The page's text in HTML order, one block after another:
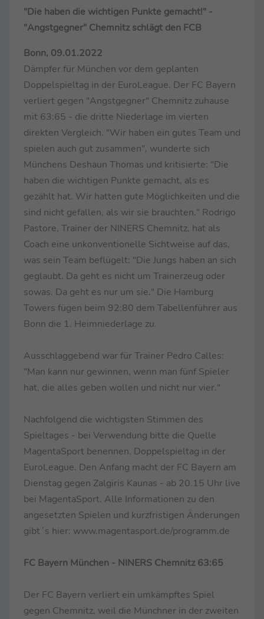
"Die haben die wichtigen Punkte gemacht!" -
"Angstgegner" Chemnitz schlägt den FCB
Bonn, 09.01.2022
Dämpfer für München vor dem geplanten
Doppelspieltag in der EuroLeague. Der FC Bayern
verliert gegen "Angstgegner" Chemnitz zuhause
mit 63:65 - die dritte Niederlage im vierten
direkten Vergleich. "Wir haben ein gutes Team und
spielen auch gut zusammen", wunderte sich
Münchens Deshaun Thomas und kritisierte: "Die
haben die wichtigen Punkte gemacht, als es
gezählt hat. Wir hatten gute Möglichkeiten und die
sind nicht gefallen, als wir sie brauchten." Rodrigo
Pastore, Trainer der NINERS Chemnitz, hat als
Coach eine unkonventionelle Sichtweise auf das,
was sein Team beflügelt: "Die Jungs haben an sich
geglaubt. Da geht es nicht um Trainerzeug oder
sowas. Da geht es nur um sie." Die Hamburg
Towers fügen beim 92:80 dem Tabellenführer aus
Bonn die 1. Heimniederlage zu.
Ausschlaggebend war für Trainer Pedro Calles:
"Man kann nur gewinnen, wenn man fünf Spieler
hat, die alles geben wollen und nicht nur vier."
Nachfolgend die wichtigsten Stimmen des
Spieltages - bei Verwendung bitte die Quelle
MagentaSport benennen. Doppelspieltag in der
EuroLeague. Den Anfang macht der FC Bayern am
Dienstag gegen Zalgiris Kaunas - ab 20.15 Uhr live
bei MagentaSport. Alle Informationen zu den
angesetzten Spielen und kurzfristigen Änderungen
gibt´s hier: www.magentasport.de/programm.de
FC Bayern München - NINERS Chemnitz 63:65
Der FC Bayern verliert ein umkämpftes Spiel
gegen Chemnitz, weil die Münchner in der zweiten